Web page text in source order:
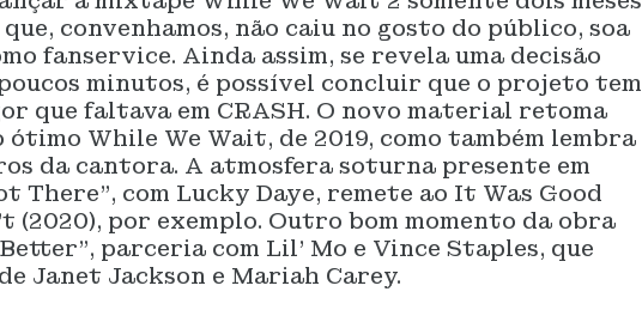
convenhamos, não caiu no gosto do público, soa
fanservice. Ainda assim, se revela uma decisão
minutos, é possível concluir que o projeto tem
que faltava em CRASH. O novo material retoma
ótimo While We Wait, de 2019, como também lembra
da cantora. A atmosfera soturna presente em
There”, com Lucky Daye, remete ao It Was Good
(2020), por exemplo. Outro bom momento da obra
parceria com Lil’ Mo e Vince Staples, que
Janet Jackson e Mariah Carey.